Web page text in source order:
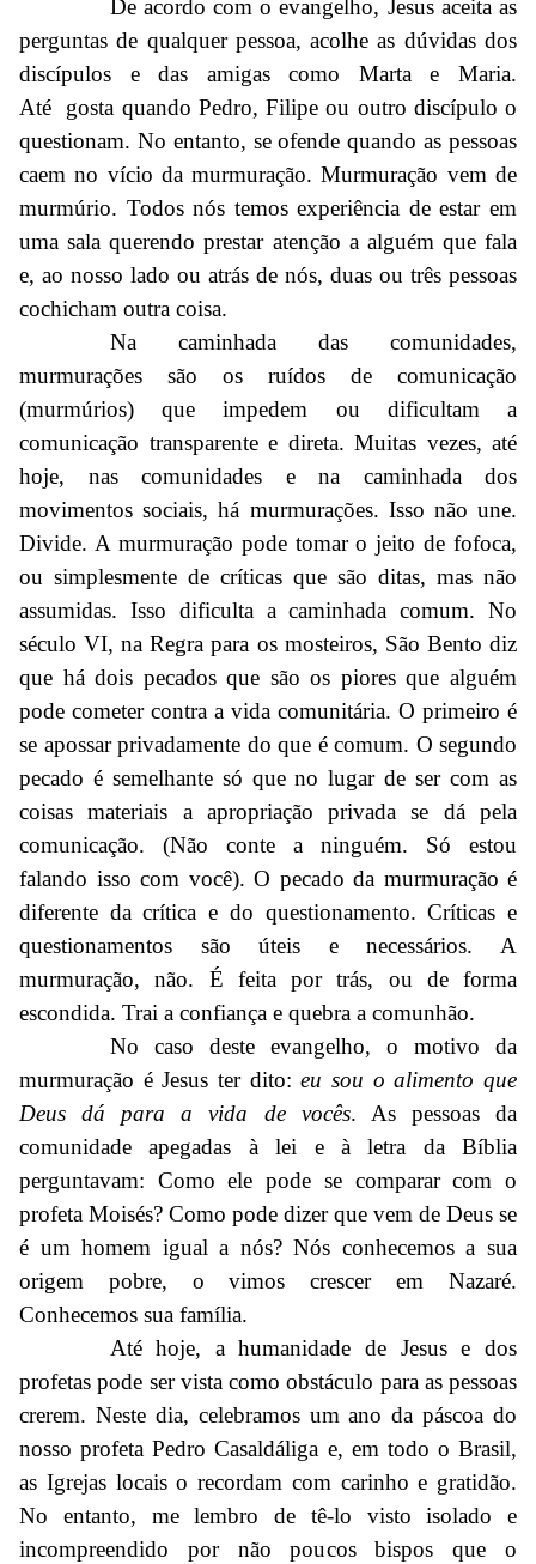
De acordo com o evangelho, Jesus aceita as
perguntas de qualquer pessoa, acolhe as dúvidas dos
discípulos e das amigas como Marta e Maria.
Até gosta quando Pedro, Filipe ou outro discípulo o
questionam. No entanto, se ofende quando as pessoas
caem no vício da murmuração. Murmuração vem de
murmúrio. Todos nós temos experiência de estar em
uma sala querendo prestar atenção a alguém que fala
e, ao nosso lado ou atrás de nós, duas ou três pessoas
cochicham outra coisa.
Na caminhada das comunidades,
murmurações são os ruídos de comunicação
(murmúrios) que impedem ou dificultam a
comunicação transparente e direta. Muitas vezes, até
hoje, nas comunidades e na caminhada dos
movimentos sociais, há murmurações. Isso não une.
Divide. A murmuração pode tomar o jeito de fofoca,
ou simplesmente de críticas que são ditas, mas não
assumidas. Isso dificulta a caminhada comum. No
século VI, na Regra para os mosteiros, São Bento diz
que há dois pecados que são os piores que alguém
pode cometer contra a vida comunitária. O primeiro é
se apossar privadamente do que é comum. O segundo
pecado é semelhante só que no lugar de ser com as
coisas materiais a apropriação privada se dá pela
comunicação. (Não conte a ninguém. Só estou
falando isso com você). O pecado da murmuração é
diferente da crítica e do questionamento. Críticas e
questionamentos são úteis e necessários. A
murmuração, não. É feita por trás, ou de forma
escondida. Trai a confiança e quebra a comunhão.
No caso deste evangelho, o motivo da
murmuração é Jesus ter dito:eu sou o alimento que
Deus dá para a vida de vocês. As pessoas da
comunidade apegadas à lei e à letra da Bíblia
perguntavam: Como ele pode se comparar com o
profeta Moisés? Como pode dizer que vem de Deus se
é um homem igual a nós? Nós conhecemos a sua
origem pobre, o vimos crescer em Nazaré.
Conhecemos sua família.
Até hoje, a humanidade de Jesus e dos
profetas pode ser vista como obstáculo para as pessoas
crerem. Neste dia, celebramos um ano da páscoa do
nosso profeta Pedro Casaldáliga e, em todo o Brasil,
as Igrejas locais o recordam com carinho e gratidão.
No entanto, me lembro de tê-lo visto isolado e
incompreendido por não poucos bispos que o